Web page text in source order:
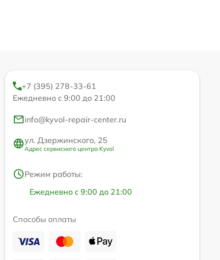
+7 (395) 278-33-61
Ежедневно с 9:00 до 21:00
info@kyvol-repair-center.ru
ул. Дзержинского, 25
Адрес сервисного центра Kyvol
Режим работы:
Ежедневно с 9:00 до 21:00
Способы оплаты